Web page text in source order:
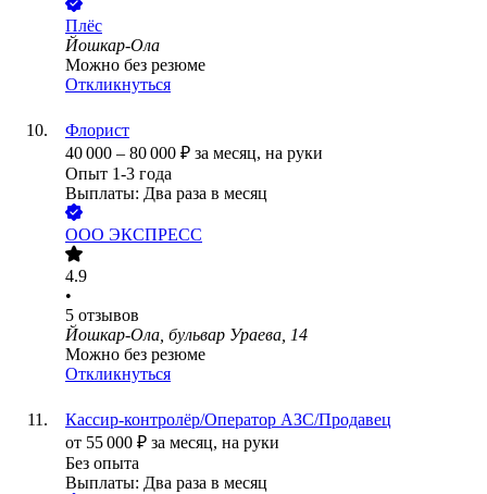
Плёс
Йошкар-Ола
Можно без резюме
Откликнуться
Флорист
40 000 – 80 000 ₽ за месяц, на руки
Опыт 1-3 года
Выплаты: Два раза в месяц
ООО ЭКСПРЕСС
4.9
•
5 отзывов
Йошкар-Ола, бульвар Ураева, 14
Можно без резюме
Откликнуться
Кассир-контролёр/Оператор АЗС/Продавец
от 55 000 ₽ за месяц, на руки
Без опыта
Выплаты: Два раза в месяц